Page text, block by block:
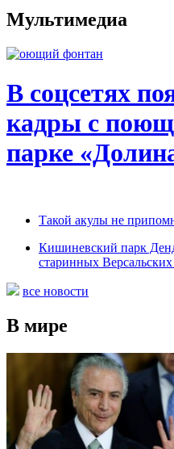
Мультимедиа
В соцсетях
кадры с
парке
Такой акулы не
Кишиневский парк
старинных Версальских
все новости
В мире